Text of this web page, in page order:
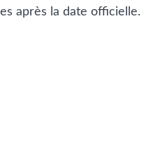
après la date officielle.